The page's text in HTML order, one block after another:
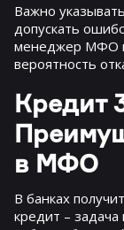
Важно
допускать
менеджер МФО
вероятность
Кредит
в МФО
В банках
кредит –